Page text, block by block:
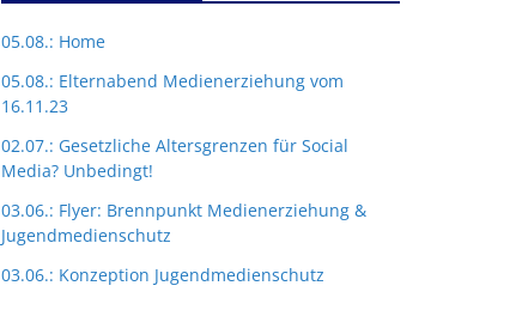
05.08.: Home
05.08.: Elternabend Medienerziehung vom
16.11.23
02.07.: Gesetzliche Altersgrenzen für Social
Media? Unbedingt!
03.06.: Flyer: Brennpunkt Medienerziehung &
Jugendmedienschutz
03.06.: Konzeption Jugendmedienschutz